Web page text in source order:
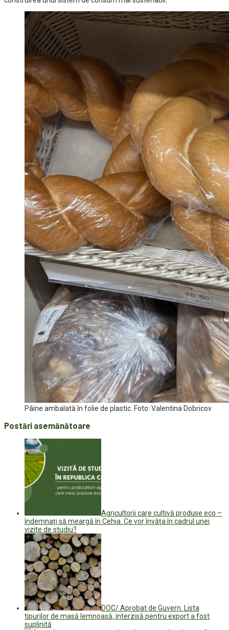
Pâine ambalată în folie de plastic. Foto: Valentina Dobricov
Postări asemănătoare
Agricultorii care cultivă produse eco –
îndemnați să meargă în Cehia. Ce vor învăța în cadrul unei
vizite de studiu?
DOC/ Aprobat de Guvern. Lista
tipurilor de masă lemnoasă, interzisă pentru export a fost
suplinită